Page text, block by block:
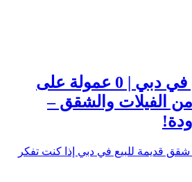
شقق قديمة للبيع في دبي | 0 عمولة على
الفيلات والشقق –
قديمة للبيع في دبي إذا كنت تفكر